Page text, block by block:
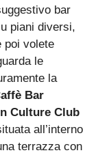
bar
piani diversi,
poi volete
le
la
Bar
Culture Club
all’interno
terrazza con